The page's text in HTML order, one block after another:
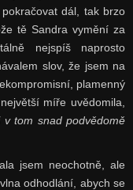
dál, tak brzo
tě Sandra vymění za
nejspíš naprosto
slov, že jsem na
plamenný
míře uvědomila,
v tom snad podvědomě
jsem neochotně, ale
odhodlání, abych se